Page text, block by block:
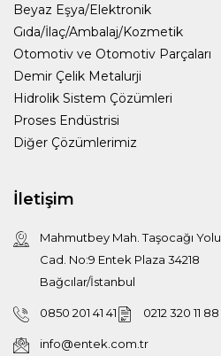
Beyaz Eşya/Elektronik
Gıda/İlaç/Ambalaj/Kozmetik
Otomotiv ve Otomotiv Parçaları
Demir Çelik Metalurji
Hidrolik Sistem Çözümleri
Proses Endüstrisi
Diğer Çözümlerimiz
İletişim
Mahmutbey Mah. Taşocağı Yolu
Cad. No:9 Entek Plaza 34218
Bağcılar/İstanbul
0850 201 41 41 0212 320 11 88
info@entek.com.tr